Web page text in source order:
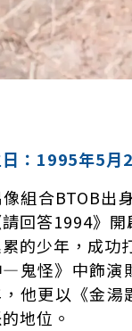
：1995年5月
組合BTOB出
回答1994》
的少年，成功
鬼怪》中飾演
他更以《金湯
地位。